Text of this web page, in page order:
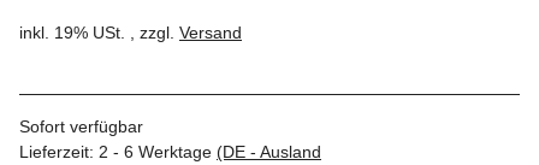
inkl. 19% USt. , zzgl. Versand
Sofort verfügbar
Lieferzeit: 2 - 6 Werktage (DE - Ausland